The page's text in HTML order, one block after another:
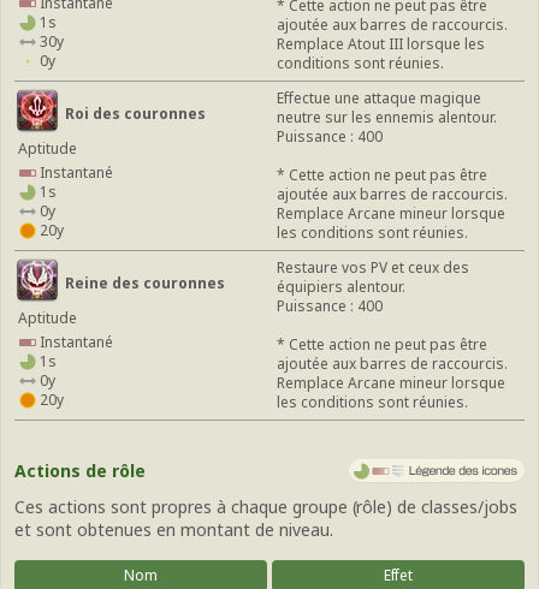
1s
30y
0y
* Cette action ne peut pas être
ajoutée aux barres de raccourcis.
Remplace Atout III lorsque les
conditions sont réunies.
Roi des couronnes
Aptitude
Instantané
1s
0y
20y
Effectue une attaque magique
neutre sur les ennemis alentour.
Puissance : 400
* Cette action ne peut pas être
ajoutée aux barres de raccourcis.
Remplace Arcane mineur lorsque
les conditions sont réunies.
Reine des couronnes
Aptitude
Instantané
1s
0y
20y
Restaure vos PV et ceux des
équipiers alentour.
Puissance : 400
* Cette action ne peut pas être
ajoutée aux barres de raccourcis.
Remplace Arcane mineur lorsque
les conditions sont réunies.
Actions de rôle
Ces actions sont propres à chaque groupe (rôle) de classes/jobs
et sont obtenues en montant de niveau.
Nom Effet